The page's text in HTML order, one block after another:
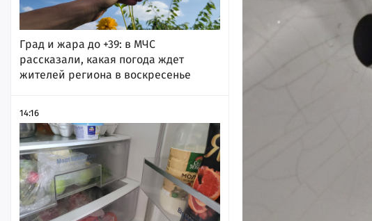
Град и жара до +39: в МЧС
рассказали, какая погода ждет
жителей региона в воскресенье
14:16